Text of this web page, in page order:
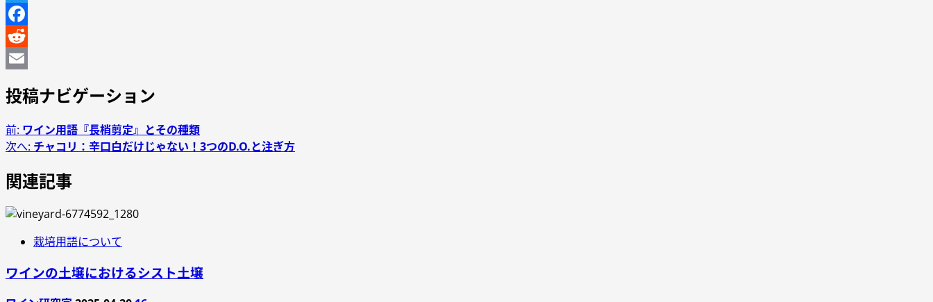
Twitter
Facebook
Reddit
投稿ナビゲーション
前: ワイン用語『長梢剪定』とその種類
次へ: チャコリ：辛口白だけじゃない！3つのD.O.と注ぎ方
関連記事
栽培用語について
ワインの土壌におけるシスト土壌